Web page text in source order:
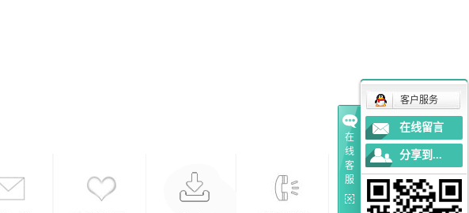
在
线
客
服
客户服务
在线留言
分享到...